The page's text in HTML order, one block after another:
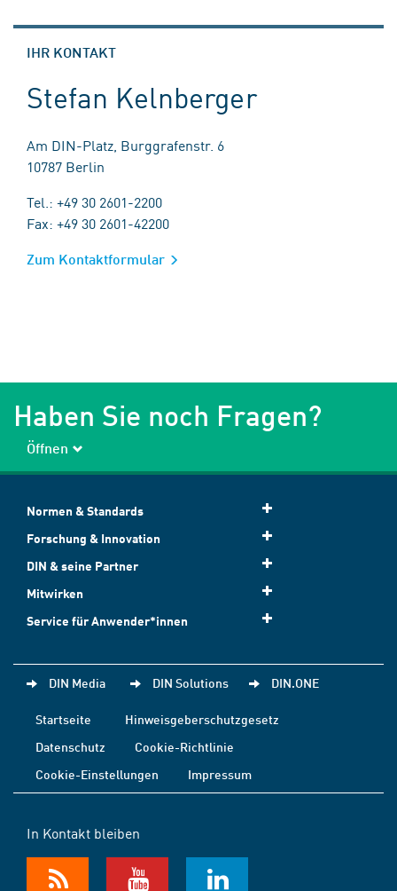
IHR KONTAKT
Stefan Kelnberger
Am DIN-Platz, Burggrafenstr. 6
10787 Berlin
Tel.: +49 30 2601-2200
Fax: +49 30 2601-42200
Zum Kontaktformular
Haben Sie noch Fragen?
Öffnen
Normen & Standards
Forschung & Innovation
DIN & seine Partner
Mitwirken
Service für Anwender*innen
DIN Media DIN Solutions DIN.ONE
Startseite
Hinweisgeberschutzgesetz
Datenschutz
Cookie-Richtlinie
Cookie-Einstellungen
Impressum
In Kontakt bleiben